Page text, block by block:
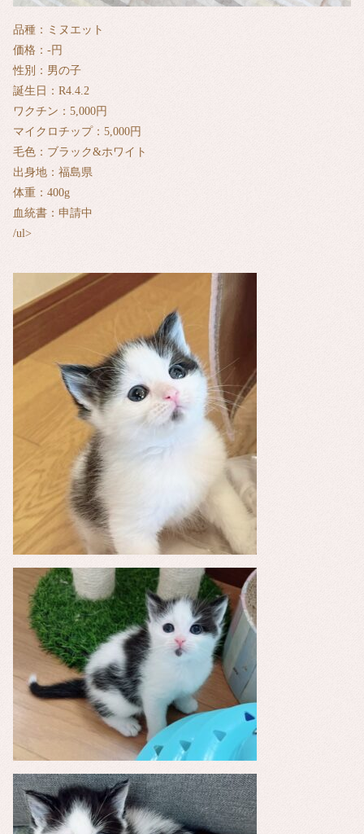
品種：ミヌエット
価格：-円
性別：男の子
誕生日：R4.4.2
ワクチン：5,000円
マイクロチップ：5,000円
毛色：ブラック&ホワイト
出身地：福島県
体重：400g
血統書：申請中
/ul>